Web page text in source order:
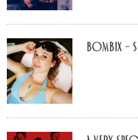
Bombix –